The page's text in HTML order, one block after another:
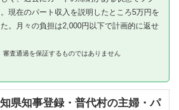
現在のパート収入を説明したところ5万円を
。月々の負担は2,000円以下で計画的に返せ
査通過を保証するものではありません
県知事登録・普代村の主婦・パ